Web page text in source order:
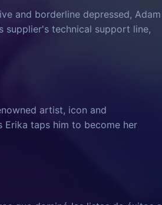
and borderline depressed, Adam
supplier's technical support line,
artist, icon and
Erika taps him to become her